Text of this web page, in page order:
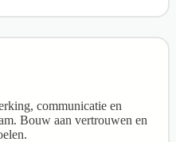
communicatie en
Bouw aan vertrouwen en